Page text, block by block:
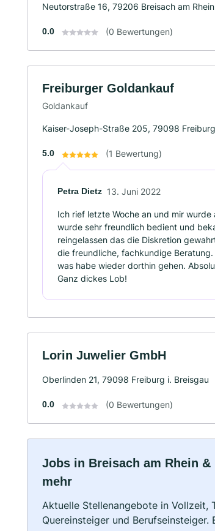
Neutorstraße 16, 79206 Breisach am Rhein
0.0 (0 Bewertungen)
Freiburger Goldankauf
Goldankauf
Kaiser-Joseph-Straße 205, 79098 Freiburg
5.0 (1 Bewertung)
Petra Dietz 13. Juni 2022
Ich rief letzte Woche an und mir
wurde sehr freundlich bedient und
reingelassen das die Diskretion
die freundliche, fachkundige
was habe wieder dorthin gehen.
Ganz dickes Lob!
Lorin Juwelier GmbH
Oberlinden 21, 79098 Freiburg i. Breisgau
0.0 (0 Bewertungen)
Jobs in Breisach am Rhein
mehr
Aktuelle Stellenangebote in Vollzeit,
Quereinsteiger und